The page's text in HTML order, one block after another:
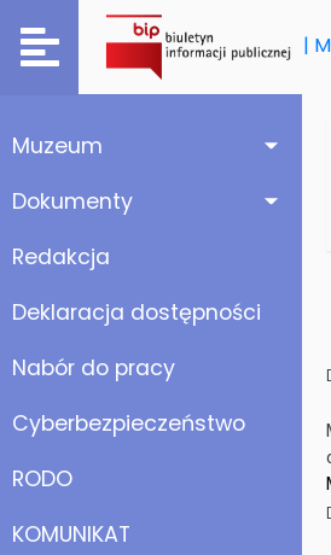
|
Muzeum
Dokumenty
Redakcja
Deklaracja dostępności
Nabór do pracy
Cyberbezpieczeństwo
RODO
KOMUNIKAT